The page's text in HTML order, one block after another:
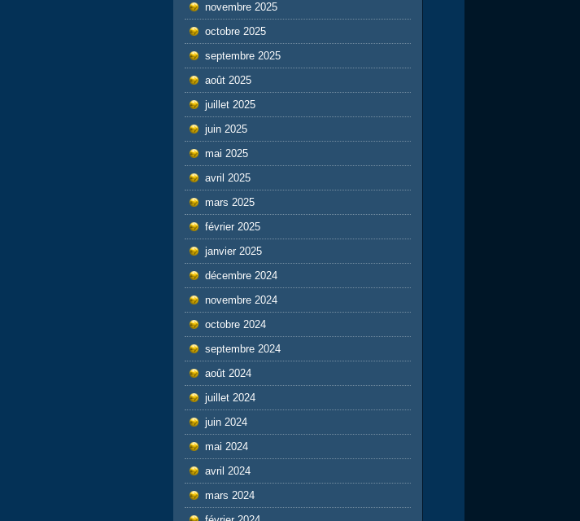
novembre 2025
octobre 2025
septembre 2025
août 2025
juillet 2025
juin 2025
mai 2025
avril 2025
mars 2025
février 2025
janvier 2025
décembre 2024
novembre 2024
octobre 2024
septembre 2024
août 2024
juillet 2024
juin 2024
mai 2024
avril 2024
mars 2024